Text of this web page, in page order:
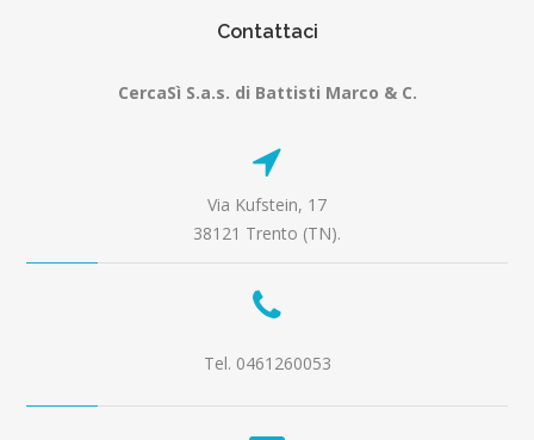
Contattaci
CercaSì S.a.s. di Battisti Marco & C.
Via Kufstein, 17
38121 Trento (TN).
Tel. 0461260053